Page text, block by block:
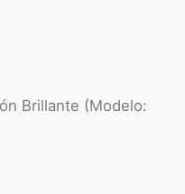
Brillante (Modelo: